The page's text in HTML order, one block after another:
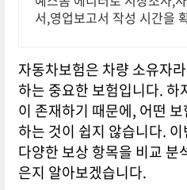
서,영업보고서 작성 시간을
자동차보험은 차량 소유자
하는 중요한 보험입니다. 하
이 존재하기 때문에, 어떤
하는 것이 쉽지 않습니다.
다양한 보상 항목을 비교 분
은지 알아보겠습니다.